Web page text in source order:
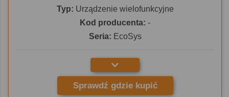
Typ: Urządzenie wielofunkcyjne
Kod producenta: -
Seria: EcoSys
Sprawdź gdzie kupić